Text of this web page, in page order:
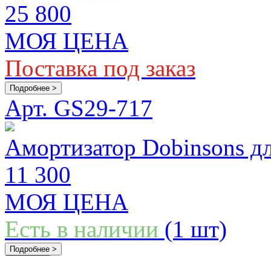
25 800
МОЯ ЦЕНА
Поставка под заказ
Подробнее >
Арт. GS29-717
Амортизатор Dobinsons
11 300
МОЯ ЦЕНА
Есть в наличии (1 шт)
Подробнее >